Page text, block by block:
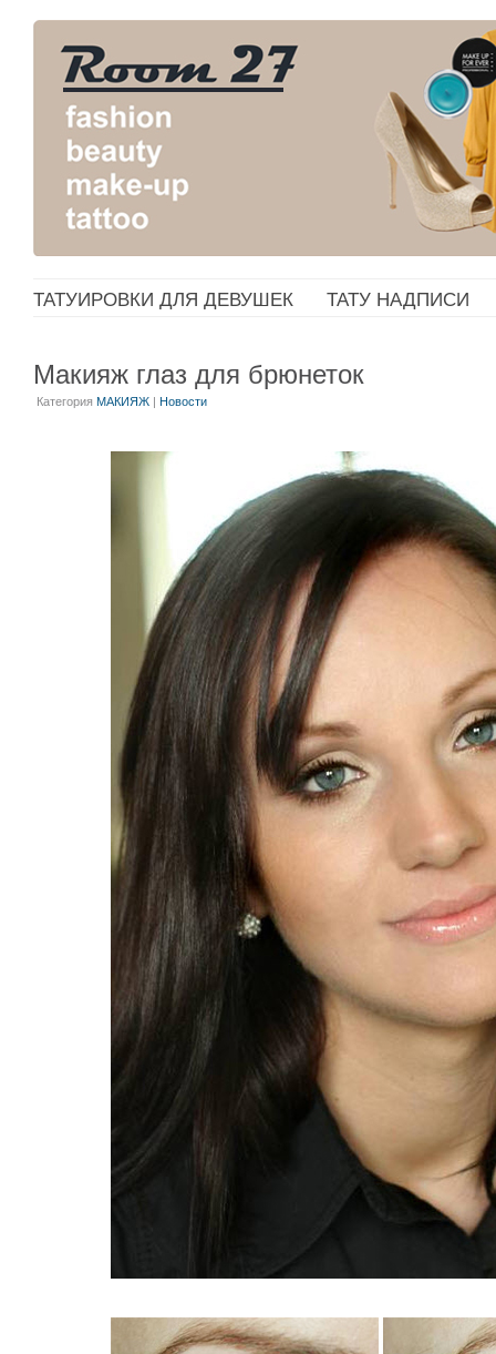
ТАТУИРОВКИ ДЛЯ ДЕВУШЕК ТАТУ НАДПИСИ
Макияж глаз для брюнеток
Категория МАКИЯЖ | Новости